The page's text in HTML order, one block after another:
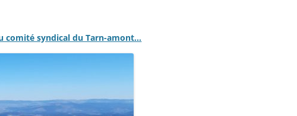
comité syndical du Tarn-amont…